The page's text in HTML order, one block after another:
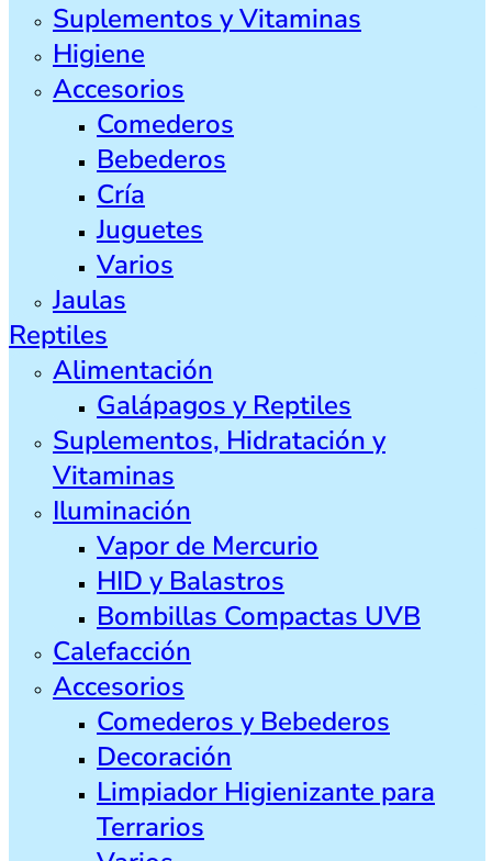
Suplementos y Vitaminas
Higiene
Accesorios
Comederos
Bebederos
Cría
Juguetes
Varios
Jaulas
Reptiles
Alimentación
Galápagos y Reptiles
Suplementos, Hidratación y
Vitaminas
Iluminación
Vapor de Mercurio
HID y Balastros
Bombillas Compactas UVB
Calefacción
Accesorios
Comederos y Bebederos
Decoración
Limpiador Higienizante para
Terrarios